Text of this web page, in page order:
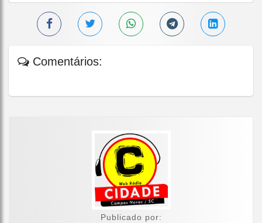
Comentários:
Publicado por: